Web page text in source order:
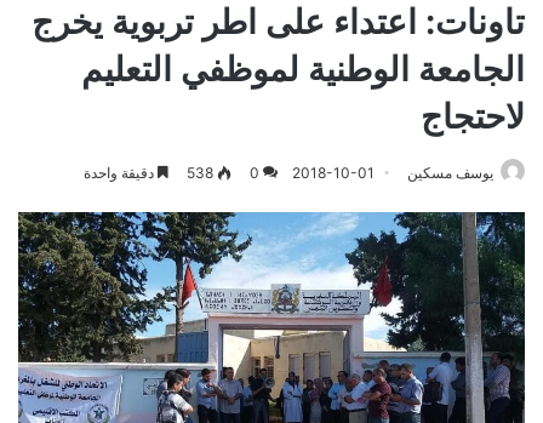
تاونات: اعتداء على اطر تربوية يخرج
الجامعة الوطنية لموظفي التعليم
لاحتجاج
يوسف مسكين 2018-10-01
0
538 دقيقة واحدة